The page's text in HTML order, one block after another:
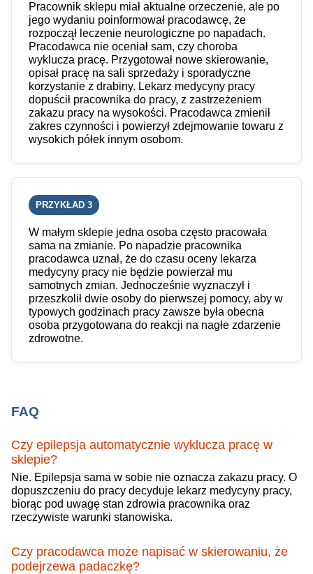
Pracownik sklepu miał aktualne orzeczenie, ale po
jego wydaniu poinformował pracodawcę, że
rozpoczął leczenie neurologiczne po napadach.
Pracodawca nie oceniał sam, czy choroba
wyklucza pracę. Przygotował nowe skierowanie,
opisał pracę na sali sprzedaży i sporadyczne
korzystanie z drabiny. Lekarz medycyny pracy
dopuścił pracownika do pracy, z zastrzeżeniem
zakazu pracy na wysokości. Pracodawca zmienił
zakres czynności i powierzył zdejmowanie towaru z
wysokich półek innym osobom.
PRZYKŁAD 3
W małym sklepie jedna osoba często pracowała
sama na zmianie. Po napadzie pracownika
pracodawca uznał, że do czasu oceny lekarza
medycyny pracy nie będzie powierzał mu
samotnych zmian. Jednocześnie wyznaczył i
przeszkolił dwie osoby do pierwszej pomocy, aby w
typowych godzinach pracy zawsze była obecna
osoba przygotowana do reakcji na nagłe zdarzenie
zdrowotne.
FAQ
Czy epilepsja automatycznie wyklucza pracę w
sklepie?
Nie. Epilepsja sama w sobie nie oznacza zakazu pracy. O
dopuszczeniu do pracy decyduje lekarz medycyny pracy,
biorąc pod uwagę stan zdrowia pracownika oraz
rzeczywiste warunki stanowiska.
Czy pracodawca może napisać w skierowaniu, że
podejrzewa padaczkę?